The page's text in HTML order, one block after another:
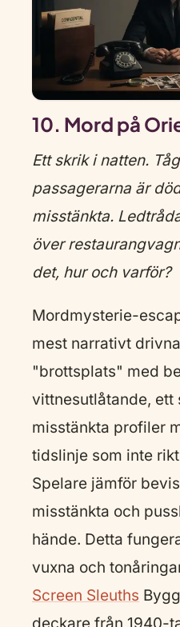
10. Mord på
Ett skrik i natten.
passagerarna är
misstänkta.
över
det, hur och varför?
Mordmysterie-
mest narrativt
"brottsplats" med
vittnesutlåtande, ett
misstänkta profiler
tidslinje som inte
Spelare jämför
misstänkta och
hände. Detta
vuxna och
Screen Sleuths